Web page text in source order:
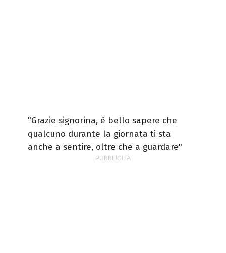
"Grazie signorina, è bello sapere che
qualcuno durante la giornata ti sta
anche a sentire, oltre che a guardare"